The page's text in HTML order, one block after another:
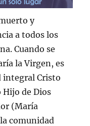
y
a todos los
Cuando se
la Virgen, es
integral Cristo
de Dios
(Marí­a
comunidad